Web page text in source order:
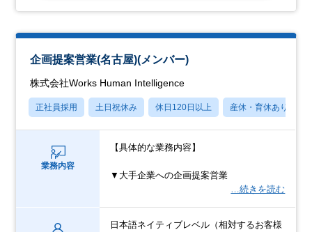
企画提案営業(名古屋)(メンバー)
株式会社Works Human Intelligence
正社員採用 土日祝休み 休日120日以上 産休・育休あり
業務内容
【具体的な業務内容】
▼大手企業への企画提案営業
…続きを読む
日本語ネイティブレベル（相対するお客様